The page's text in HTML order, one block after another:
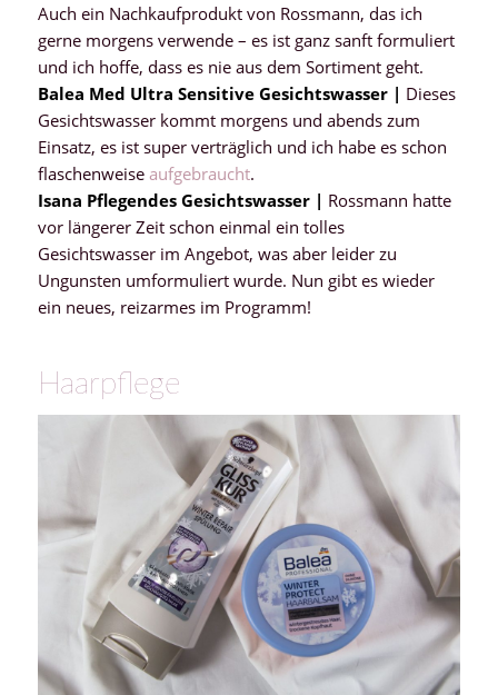
Auch ein Nachkaufprodukt von Rossmann, das ich
gerne morgens verwende – es ist ganz sanft formuliert
und ich hoffe, dass es nie aus dem Sortiment geht.
Balea Med Ultra Sensitive Gesichtswasser | Dieses
Gesichtswasser kommt morgens und abends zum
Einsatz, es ist super verträglich und ich habe es schon
flaschenweise aufgebraucht.
Isana Pflegendes Gesichtswasser | Rossmann hatte
vor längerer Zeit schon einmal ein tolles
Gesichtswasser im Angebot, was aber leider zu
Ungunsten umformuliert wurde. Nun gibt es wieder
ein neues, reizarmes im Programm!
Haarpflege